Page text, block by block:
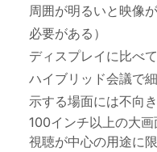
周囲が明るいと映像
必要がある）
ディスプレイに比べ
ハイブリッド会議で
示する場面には不向き
100インチ以上の大
視聴が中心の用途に